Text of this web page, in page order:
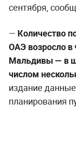
сентября,
— Количество
ОАЭ возросло в
Мальдивы — в
числом
издание
планирования